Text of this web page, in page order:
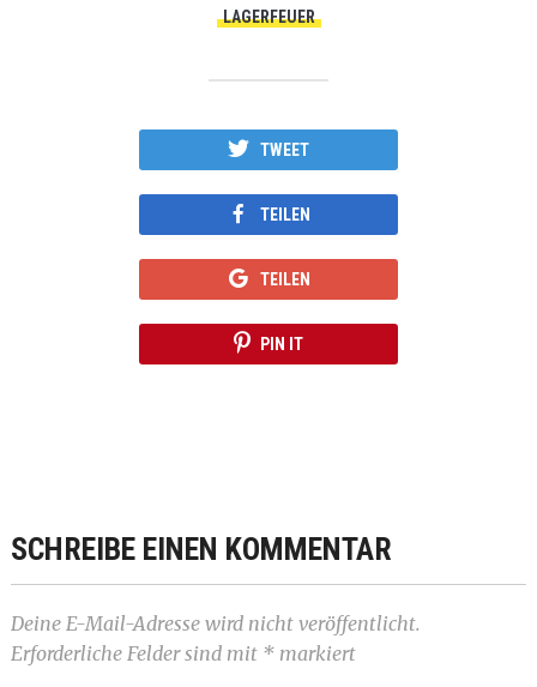
LAGERFEUER
TWEET
TEILEN
TEILEN
PIN IT
SCHREIBE EINEN KOMMENTAR
Deine E-Mail-Adresse wird nicht veröffentlicht.
Erforderliche Felder sind mit *markiert